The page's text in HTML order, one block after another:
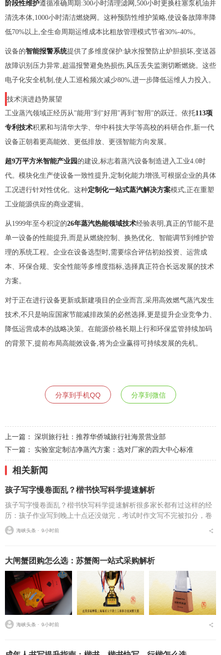
阶段性维护遵循准确周期:300小时清理滤网,500小时更换柱塞泵机油并
清洗本体,1000小时清洁燃烧网。这种预防性维护策略,使设备故障率降
低70%以上,全生命周期运维成本比粗放管理模式节省30%-40%。
设备的智能报警系统提供了多维度保护:缺水报警防止炉胆损坏,变送器
故障识别压力异常,超温报警避免热损伤,风压丢失监测切断燃烧。这些
电子化安全机制,使人工巡检频次减少80%,进一步降低运维人力投入。
技术演进趋势展望
工业蒸汽领域正经历从"能用"到"好用"再到"智用"的跃迁。依托113项
专利技术积累和与清华大学、华中科技大学等高校的科研合作,新一代
设备正朝着更高能效、更低排放、更强智能方向发展。
超9万平方米智能产业园 的建设,标志着蒸汽设备制造进入工业4.0时
代。模块化生产使设备一致性提升,定制化能力增强,可根据企业的具体
工况进行针对性优化。这种定制化一站式蒸汽解决方案模式,正在重塑
工业能源供应的商业逻辑。
从1999年至今积淀的26年蒸汽热能领域技术经验表明,真正的节能不是
单一设备的性能提升,而是从燃烧控制、换热优化、智能调节到维护管
理的系统工程。企业在设备选型时,需要综合评估初始投资、运营成
本、环保合规、安全性能等多维度指标,选择真正符合长远发展的技术
方案。
对于正在进行设备更新或新建项目的企业而言,采用高效燃气蒸汽发生
技术,不只是响应国家节能减排政策的必然选择,更是提升企业竞争力、
降低运营成本的战略决策。在能源价格长期上行和环保监管持续加码
的背景下,提前布局高能效设备,将为企业赢得可持续发展的先机。
分享到手机QQ 分享到微信
上一篇： 深圳旅行社：推荐华侨城旅行社海景营业部
下一篇： 实验室定制洁净蒸汽方案：选对厂家的四大中心标准
相关新闻
孩子写字慢卷面乱？楷书快写科学提速解析
孩子写字慢卷面乱？楷书快写科学提速解析很多家长都有过这样的经
历：孩子作业写到晚上十点还没做完，考试时作文写不完被扣分，卷
面因为字迹潦草被老师多次点名。据相关调查显示，67%的小学生存
在书写速度不达标问...
海峡头条 ⋅ 9小时前
大闸蟹团购怎么选：苏蟹阁一站式采购解析
海峡头条 ⋅ 9小时前